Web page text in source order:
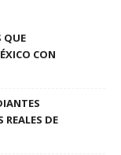
QUE
CON
REALES DE